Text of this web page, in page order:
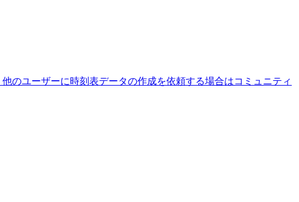
他のユーザーに時刻表データの作成を依頼する場合はコミュニティ